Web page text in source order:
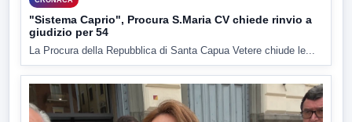
"Sistema Caprio", Procura S.Maria CV chiede rinvio a
giudizio per 54
La Procura della Repubblica di Santa Capua Vetere chiude le...